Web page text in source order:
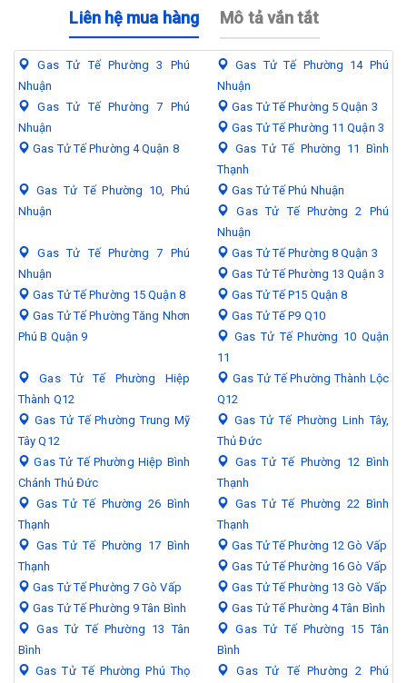
Liên hệ mua hàng Mô tả vắn tắt
Gas Tử Tế Phường 3 Phú
Nhuận
Gas Tử Tế Phường 14 Phú
Nhuận
Gas Tử Tế Phường 7 Phú
Nhuận
Gas Tử Tế Phường 5 Quận 3
Gas Tử Tế Phường 11 Quận 3
Gas Tử Tế Phường 4 Quận 8
Gas Tử Tế Phường 11 Bình
Thạnh
Gas Tử Tế Phường 10, Phú
Nhuận
Gas Tử Tế Phú Nhuận
Gas Tử Tế Phường 2 Phú
Nhuận
Gas Tử Tế Phường 7 Phú
Nhuận
Gas Tử Tế Phường 8 Quận 3
Gas Tử Tế Phường 13 Quận 3
Gas Tử Tế Phường 15 Quận 8
Gas Tử Tế P15 Quận 8
Gas Tử Tế Phường Tăng Nhơn
Phú B Quận 9
Gas Tử Tế P9 Q10
Gas Tử Tế Phường 10 Quận
11
Gas Tử Tế Phường Hiệp
Thành Q12
Gas Tử Tế Phường Thành Lộc
Q12
Gas Tử Tế Phường Trung Mỹ
Tây Q12
Gas Tử Tế Phường Linh Tây,
Thủ Đức
Gas Tử Tế Phường Hiệp Bình
Chánh Thủ Đức
Gas Tử Tế Phường 12 Bình
Thạnh
Gas Tử Tế Phường 26 Bình
Thạnh
Gas Tử Tế Phường 22 Bình
Thạnh
Gas Tử Tế Phường 17 Bình
Thạnh
Gas Tử Tế Phường 12 Gò Vấp
Gas Tử Tế Phường 16 Gò Vấp
Gas Tử Tế Phường 7 Gò Vấp
Gas Tử Tế Phường 13 Gò Vấp
Gas Tử Tế Phường 9 Tân Bình
Gas Tử Tế Phường 4 Tân Bình
Gas Tử Tế Phường 13 Tân
Bình
Gas Tử Tế Phường 15 Tân
Bình
Gas Tử Tế Phường Phú Thọ
Gas Tử Tế Phường 2 Phú